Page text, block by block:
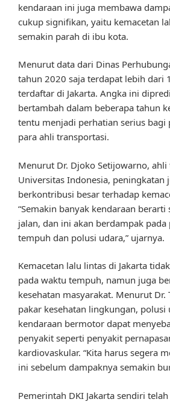
kendaraan ini juga membawa
cukup signifikan, yaitu kemacetan
semakin parah di ibu kota.
Menurut data dari Dinas
tahun 2020 saja terdapat lebih dari
terdaftar di Jakarta. Angka ini
bertambah dalam beberapa tahun
tentu menjadi perhatian serius bagi
para ahli transportasi.
Menurut Dr. Djoko Setijowarno,
Universitas Indonesia, peningkatan
berkontribusi besar terhadap
“Semakin banyak kendaraan berarti
jalan, dan ini akan berdampak
tempuh dan polusi udara,” ujarnya.
Kemacetan lalu lintas di Jakarta
pada waktu tempuh, namun juga
kesehatan masyarakat. Menurut Dr.
pakar kesehatan lingkungan, polusi
kendaraan bermotor dapat
penyakit seperti penyakit
kardiovaskular. “Kita harus segera
ini sebelum dampaknya semakin
Pemerintah DKI Jakarta sendiri